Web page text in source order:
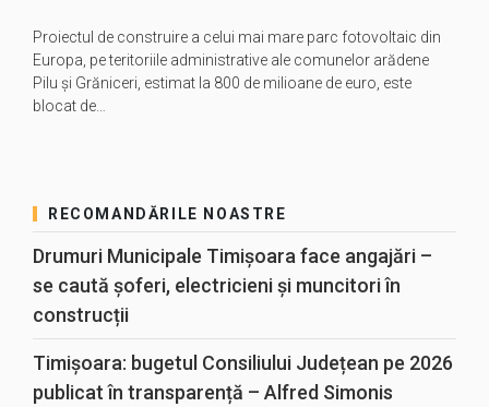
Proiectul de construire a celui mai mare parc fotovoltaic din
Europa, pe teritoriile administrative ale comunelor arădene
Pilu şi Grăniceri, estimat la 800 de milioane de euro, este
blocat de…
RECOMANDĂRILE NOASTRE
Drumuri Municipale Timișoara face angajări –
se caută șoferi, electricieni și muncitori în
construcții
Timișoara: bugetul Consiliului Județean pe 2026
publicat în transparență – Alfred Simonis